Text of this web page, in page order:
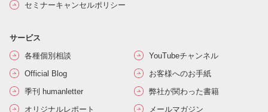
セミナーキャンセルポリシー
サービス
各種個別相談
YouTubeチャンネル
Official Blog
お客様へのお手紙
季刊 humanletter
弊社が関わった書籍
オリジナルレポート
メールマガジン